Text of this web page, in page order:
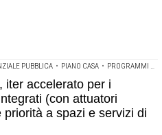
PUBBLICA • PIANO CASA • PROGRAMMI DI EDILIZIA INTEGRATA
iter accelerato per i
(con attuatori
priorità a spazi e servizi di